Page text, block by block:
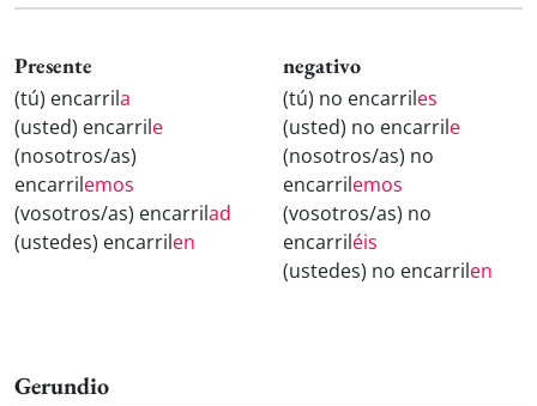
Presente
(tú) encarrila
(usted) encarrile
(nosotros/as)
encarrilemos
(vosotros/as) encarrilad
(ustedes) encarrilen
negativo
(tú) no encarriles
(usted) no encarrile
(nosotros/as) no
encarrilemos
(vosotros/as) no
encarriléis
(ustedes) no encarrilen
Gerundio